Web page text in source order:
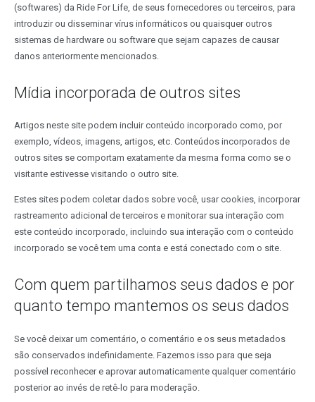
(softwares) da Ride For Life, de seus fornecedores ou terceiros, para
introduzir ou disseminar vírus informáticos ou quaisquer outros
sistemas de hardware ou software que sejam capazes de causar
danos anteriormente mencionados.
Mídia incorporada de outros sites
Artigos neste site podem incluir conteúdo incorporado como, por
exemplo, vídeos, imagens, artigos, etc. Conteúdos incorporados de
outros sites se comportam exatamente da mesma forma como se o
visitante estivesse visitando o outro site.
Estes sites podem coletar dados sobre você, usar cookies, incorporar
rastreamento adicional de terceiros e monitorar sua interação com
este conteúdo incorporado, incluindo sua interação com o conteúdo
incorporado se você tem uma conta e está conectado com o site.
Com quem partilhamos seus dados e por
quanto tempo mantemos os seus dados
Se você deixar um comentário, o comentário e os seus metadados
são conservados indefinidamente. Fazemos isso para que seja
possível reconhecer e aprovar automaticamente qualquer comentário
posterior ao invés de retê-lo para moderação.